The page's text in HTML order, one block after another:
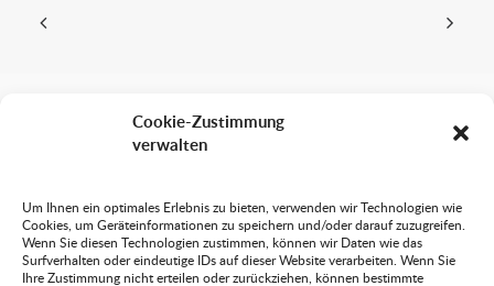
Cookie-Zustimmung
verwalten
Um Ihnen ein optimales Erlebnis zu bieten, verwenden wir Technologien wie
Cookies, um Geräteinformationen zu speichern und/oder darauf zuzugreifen.
Wenn Sie diesen Technologien zustimmen, können wir Daten wie das
Surfverhalten oder eindeutige IDs auf dieser Website verarbeiten. Wenn Sie
Ihre Zustimmung nicht erteilen oder zurückziehen, können bestimmte
Grafik Design Animation
Blutenburgstraße 82 RG.
80636 München